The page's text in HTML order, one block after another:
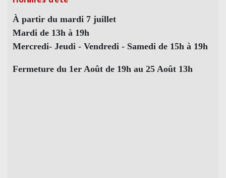
À partir du mardi 7 juillet
Mardi de 13h à 19h
Mercredi- Jeudi - Vendredi - Samedi de 15h à 19h
Fermeture du 1er Août de 19h au 25 Août 13h